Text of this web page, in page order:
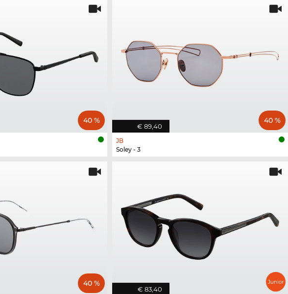
40 %
€ 89,40
40 %
JB
Soley - 3
40 %
€ 83,40